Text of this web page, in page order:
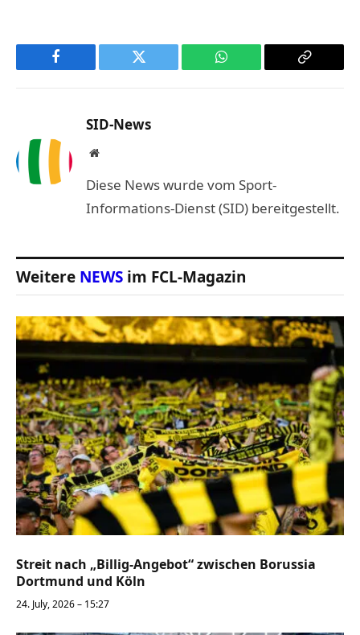
Facebook Twitter WhatsApp
Copy
SID-News
Website
Diese News wurde vom Sport-
Informations-Dienst (SID) bereitgestellt.
Weitere NEWS im FCL-Magazin
Streit nach „Billig-Angebot“ zwischen Borussia
Dortmund und Köln
24. July, 2026 – 15:27